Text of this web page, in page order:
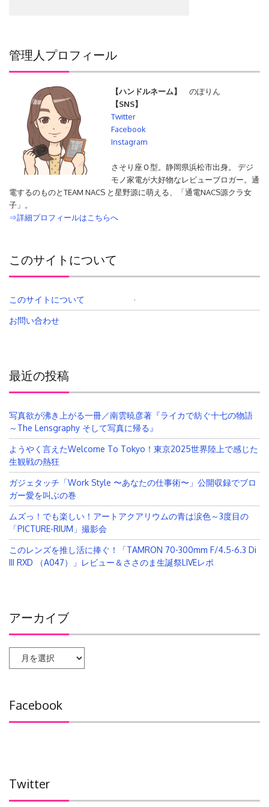
管理人プロフィール
【ハンドルネーム】
のぽりん
【SNS】
Twitter
Facebook
Instagram
さそり座Ｏ型。静岡県浜松市出身。 デジ
モノ家電が大好物なレビューブロガー。通
電するのものとTEAM NACS と星野源に萌える、「通電NACS源クラ女
子」。
⇒詳細プロフィールはこちらへ
このサイトについて
このサイトについて
お問い合わせ
最近の投稿
写真欲が沸き上がる一冊／南雲暁彦著『ライカで紡ぐ十七の物語
～The Lensgraphy そして写真に帰る』
ようやく言えたWelcome To Tokyo！東京2025世界陸上で感じた
生観戦の熱狂
ガジェタッチ「Work Style 〜あなたの仕事術〜」公開収録でブロ
ガー愛を叫ぶの巻
ムズっ！でも楽しい！アートアクアリウムの青は涙色～3度目の
「PICTURE-RIUM」撮影会
このレンズを推し活に捧ぐ！「TAMRON 70-300mm F/4.5-6.3 Di
III RXD （A047）」レビュー＆ささのま生誕祭LIVEレポ
アーカイブ
ブ
Facebook
Twitter